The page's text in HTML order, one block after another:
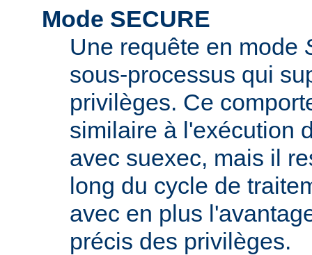
Mode SECURE
Une requête en mode
sous-processus qui
privilèges. Ce
similaire à l'exécution
avec suexec, mais il
long du cycle de
avec en plus
précis des privilèges.